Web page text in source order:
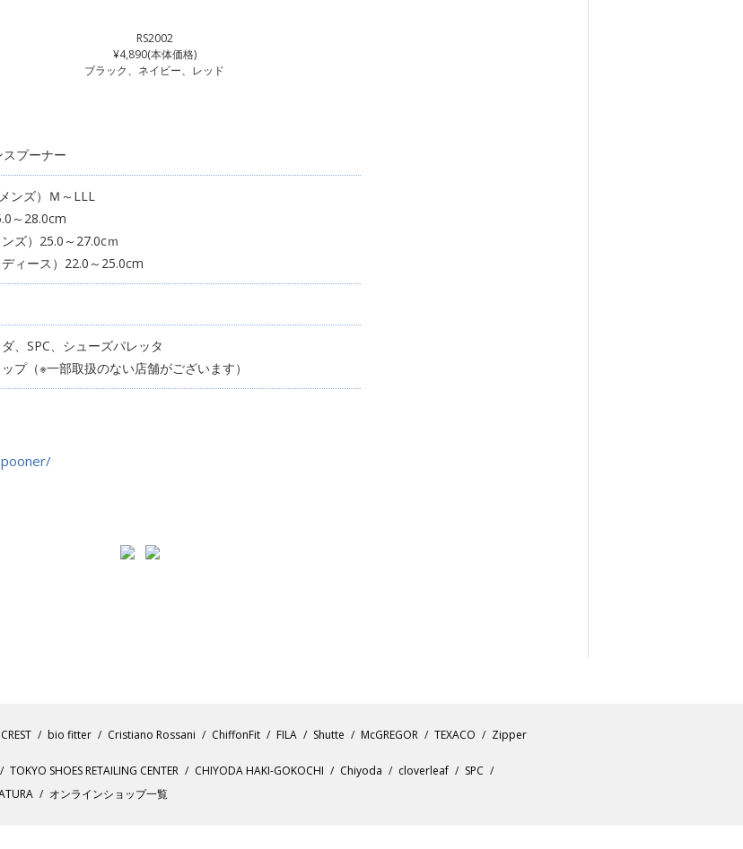
RS2002
¥4,890(本体価格)
ブラック、ネイビー、レッド
プーナー
ンズ）Ｍ～LLL
～28.0cm
ズ）25.0～27.0cｍ
ィース）22.0～25.0cm
、SPC、シューズパレッタ
プ（※一部取扱のない店舗がございます）
bio fitter Cristiano Rossani ChiffonFit FILA Shutte McGREGOR TEXACO Zipper
TOKYO SHOES RETAILING CENTER CHIYODA HAKI-GOKOCHI Chiyoda cloverleaf
SPC
オンラインショップ一覧